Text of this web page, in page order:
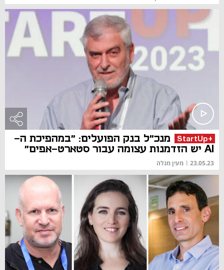
+StartUp
מנכ"ל בנק הפועלים: "במהפיכת ה-
AI יש הזדמנות עצומה עבור סטארט-אפים"
23.05.23
| מעין מנלה